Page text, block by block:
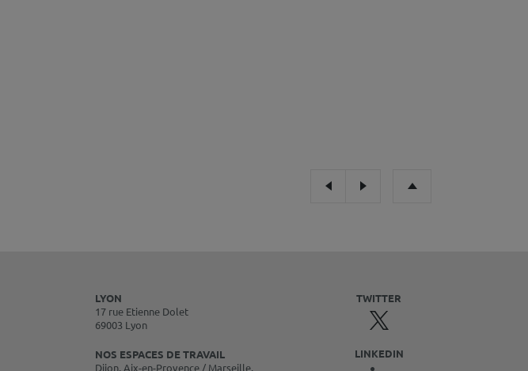
LYON
17 rue Etienne Dolet
69003 Lyon
NOS ESPACES DE TRAVAIL
Dijon, Aix-en-Provence / Marseille,
TWITTER
LINKEDIN